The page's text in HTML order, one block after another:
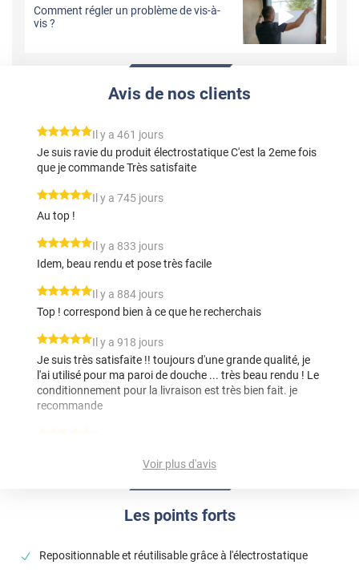
Comment régler un problème de vis-à-
vis ?
Les points forts
Repositionnable et réutilisable grâce à l'électrostatique
Avis de nos clients
*****
Il y a 461 jours
Je suis ravie du produit électrostatique C'est la 2eme fois
que je commande Très satisfaite
*****
Il y a 745 jours
Au top !
*****
Il y a 833 jours
Idem, beau rendu et pose très facile
*****
Il y a 884 jours
Top ! correspond bien à ce que he recherchais
*****
Il y a 918 jours
Je suis très satisfaite !! toujours d'une grande qualité, je
l'ai utilisé pour ma paroi de douche ... très beau rendu ! Le
conditionnement pour la livraison est très bien fait. je
recommande
en œuvre. Le rendu est au top. Merci beaucoup
*****
Il y a 1636 jours
Le fait que les papillons soient placés de façon aléatoire,
Voir plus d'avis